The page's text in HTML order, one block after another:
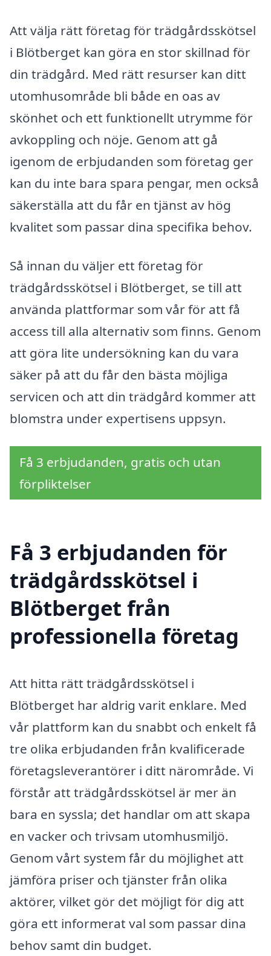
Att välja rätt företag för trädgårdsskötsel
i Blötberget kan göra en stor skillnad för
din trädgård. Med rätt resurser kan ditt
utomhusområde bli både en oas av
skönhet och ett funktionellt utrymme för
avkoppling och nöje. Genom att gå
igenom de erbjudanden som företag ger
kan du inte bara spara pengar, men också
säkerställa att du får en tjänst av hög
kvalitet som passar dina specifika behov.
Så innan du väljer ett företag för
trädgårdsskötsel i Blötberget, se till att
använda plattformar som vår för att få
access till alla alternativ som finns. Genom
att göra lite undersökning kan du vara
säker på att du får den bästa möjliga
servicen och att din trädgård kommer att
blomstra under expertisens uppsyn.
Få 3 erbjudanden, gratis och utan
förpliktelser
Få 3 erbjudanden för
trädgårdsskötsel i
Blötberget från
professionella företag
Att hitta rätt trädgårdsskötsel i
Blötberget har aldrig varit enklare. Med
vår plattform kan du snabbt och enkelt få
tre olika erbjudanden från kvalificerade
företagsleverantörer i ditt närområde. Vi
förstår att trädgårdsskötsel är mer än
bara en syssla; det handlar om att skapa
en vacker och trivsam utomhusmiljö.
Genom vårt system får du möjlighet att
jämföra priser och tjänster från olika
aktörer, vilket gör det möjligt för dig att
göra ett informerat val som passar dina
behov samt din budget.